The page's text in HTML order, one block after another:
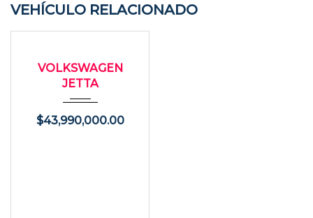
VEHÍCULO RELACIONADO
VOLKSWAGEN
JETTA
$43,990,000.00